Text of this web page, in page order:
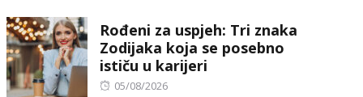
Rođeni za uspjeh: Tri znaka
Zodijaka koja se posebno
ističu u karijeri
Posted
05/08/2026